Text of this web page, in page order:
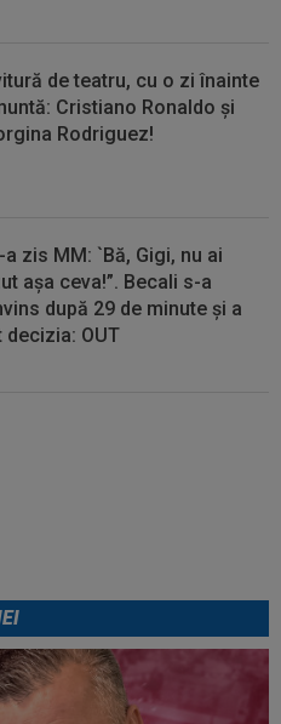
de teatru, cu o zi înainte
Cristiano Ronaldo și
Rodriguez!
a zis MM: `Bă, Gigi, nu ai
așa ceva!”. Becali s-a
după 29 de minute și a
decizia: OUT